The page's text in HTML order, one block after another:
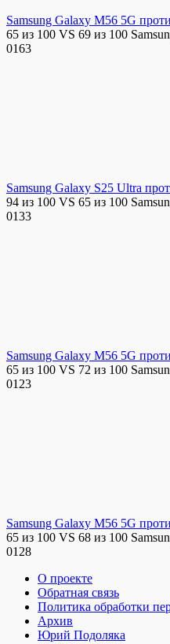
Samsung Galaxy M56 5G
65 из 100 VS 69 из 100
0163
Samsung Galaxy S25 Ultra
94 из 100 VS 65 из 100
0133
Samsung Galaxy M56 5G
65 из 100 VS 72 из 100
0123
Samsung Galaxy M56 5G
65 из 100 VS 68 из 100
0128
О проекте
Обратная связь
Политика обработки
Архив
Юрий Подоляка